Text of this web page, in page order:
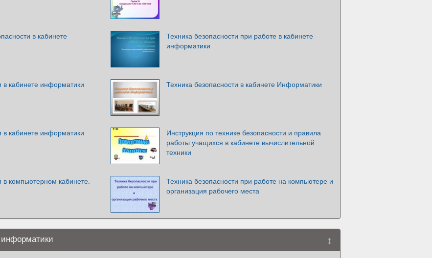
в кабинете
Техника безопасности при работе в кабинете
информатики
в кабинете информатики Техника безопасности в кабинете Информатики
в кабинете информатики
Инструкция по технике безопасности и правила
работы учащихся в кабинете вычислительной
техники
в компьютерном кабинете.
Техника безопасности при работе на компьютере и
организация рабочего места
информатики